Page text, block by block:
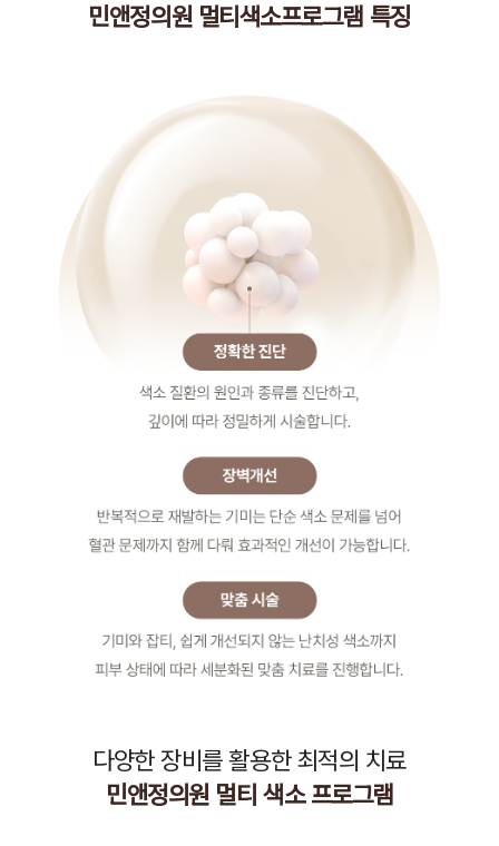
민앤정의원 멀티색소프로그램 특징
다양한 장비를 활용한 최적의 치료
민앤정의원 멀티 색소 프로그램